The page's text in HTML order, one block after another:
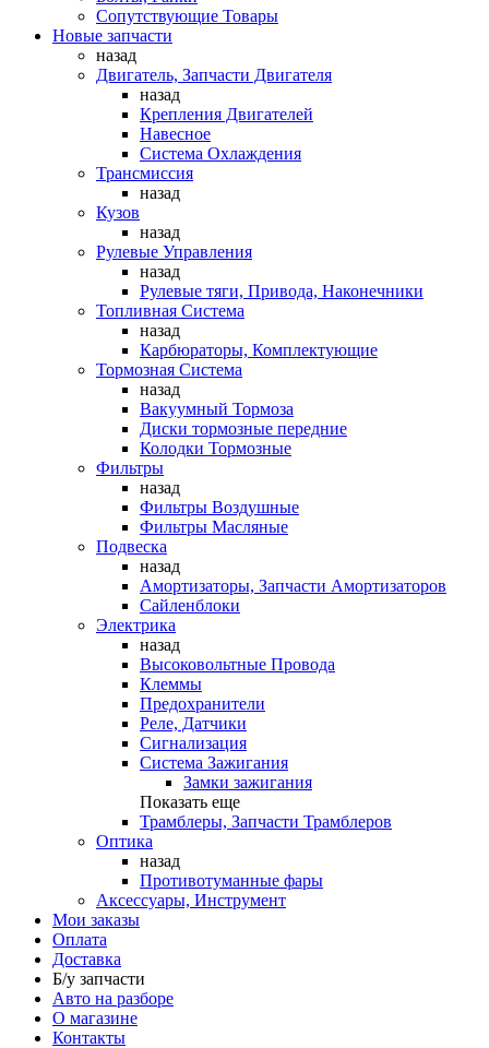
Сопутствующие Товары
Новые запчасти
назад
Двигатель, Запчасти Двигателя
назад
Крепления Двигателей
Навесное
Система Охлаждения
Трансмиссия
назад
Кузов
назад
Рулевые Управления
назад
Рулевые тяги, Привода, Наконечники
Топливная Система
назад
Карбюраторы, Комплектующие
Тормозная Система
назад
Вакуумный Тормоза
Диски тормозные передние
Колодки Тормозные
Фильтры
назад
Фильтры Воздушные
Фильтры Масляные
Подвеска
назад
Амортизаторы, Запчасти Амортизаторов
Сайленблоки
Электрика
назад
Высоковольтные Провода
Клеммы
Предохранители
Реле, Датчики
Сигнализация
Система Зажигания
Замки зажигания
Показать еще
Трамблеры, Запчасти Трамблеров
Оптика
назад
Противотуманные фары
Аксессуары, Инструмент
Мои заказы
Оплата
Доставка
Б/у запчасти
Авто на разборе
О магазине
Контакты